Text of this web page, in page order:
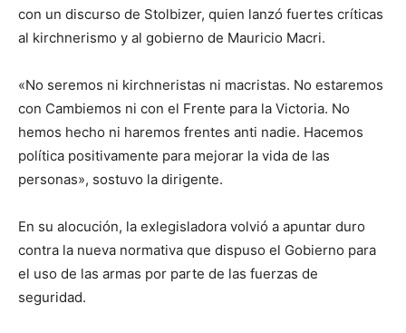
con un discurso de Stolbizer, quien lanzó fuertes críticas
al kirchnerismo y al gobierno de Mauricio Macri.
«No seremos ni kirchneristas ni macristas. No estaremos
con Cambiemos ni con el Frente para la Victoria. No
hemos hecho ni haremos frentes anti nadie. Hacemos
política positivamente para mejorar la vida de las
personas», sostuvo la dirigente.
En su alocución, la exlegisladora volvió a apuntar duro
contra la nueva normativa que dispuso el Gobierno para
el uso de las armas por parte de las fuerzas de
seguridad.